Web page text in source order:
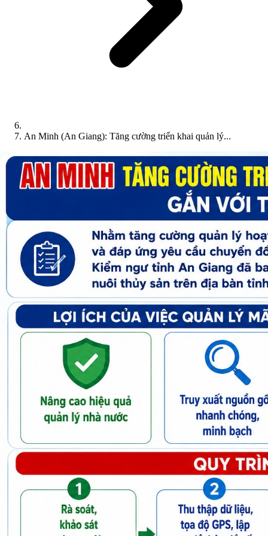
An Minh (An Giang): Tăng cường triển khai quản lý...